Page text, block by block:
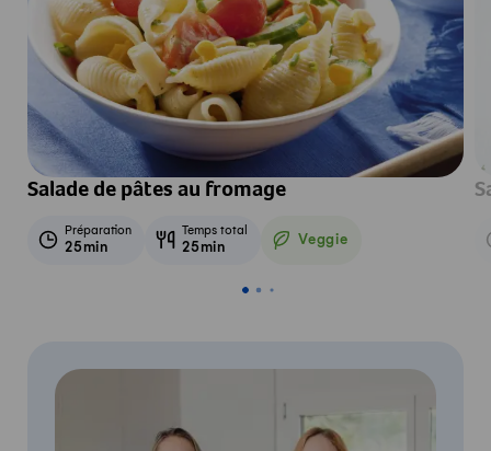
Salade de pâtes au fromage
Préparation
25min
Temps total
25min Veggie
Veggie